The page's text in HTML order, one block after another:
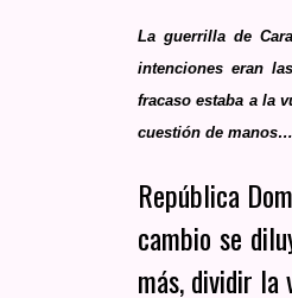
La guerrilla de
intenciones eran
fracaso estaba a la
cuestión de manos…
República
cambio se
más, dividir la